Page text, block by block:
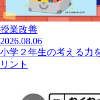
授業改善
2026.08.06
小学２年生の考える力
リント